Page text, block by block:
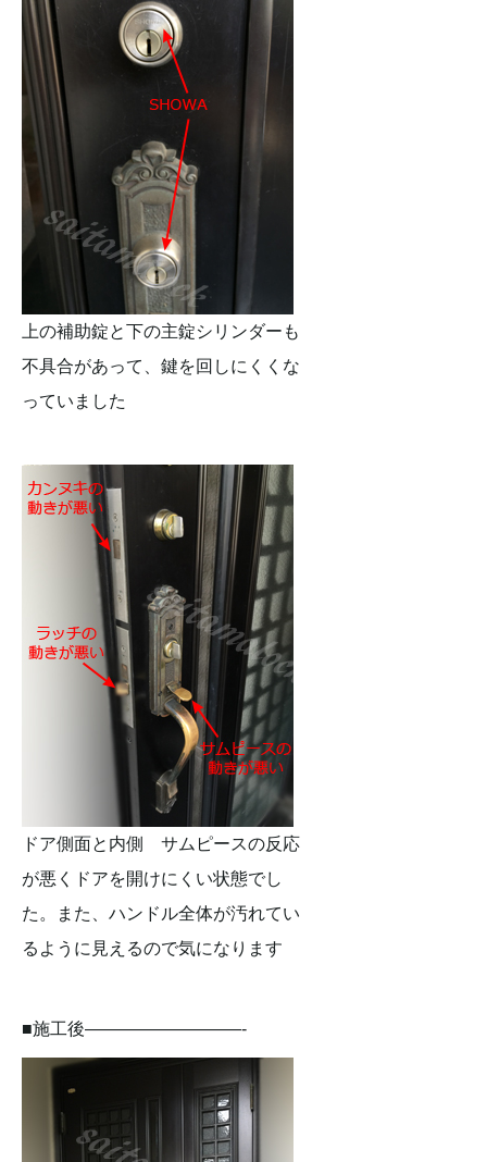
上の補助錠と下の主錠シリンダーも
不具合があって、鍵を回しにくくな
っていました
ドア側面と内側 サムピースの反応
が悪くドアを開けにくい状態でし
た。また、ハンドル全体が汚れてい
るように見えるので気になります
■施工後—————————-